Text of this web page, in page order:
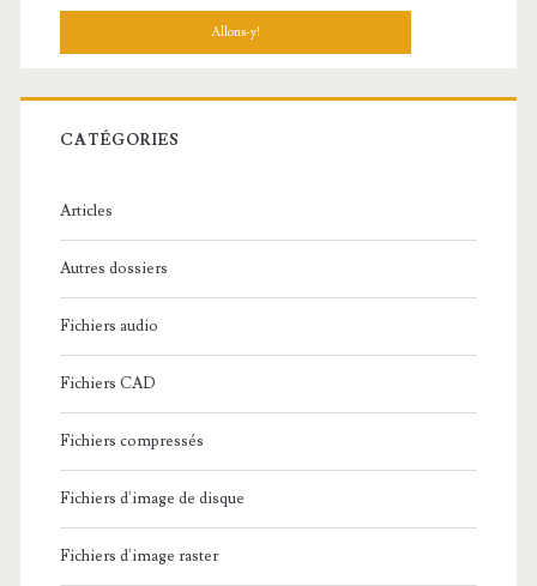
h
r
c
:
CATÉGORIES
Articles
Autres dossiers
Fichiers audio
Fichiers CAD
Fichiers compressés
Fichiers d'image de disque
Fichiers d'image raster